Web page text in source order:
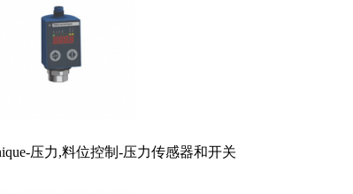
压力,料位控制-压力传感器和开关